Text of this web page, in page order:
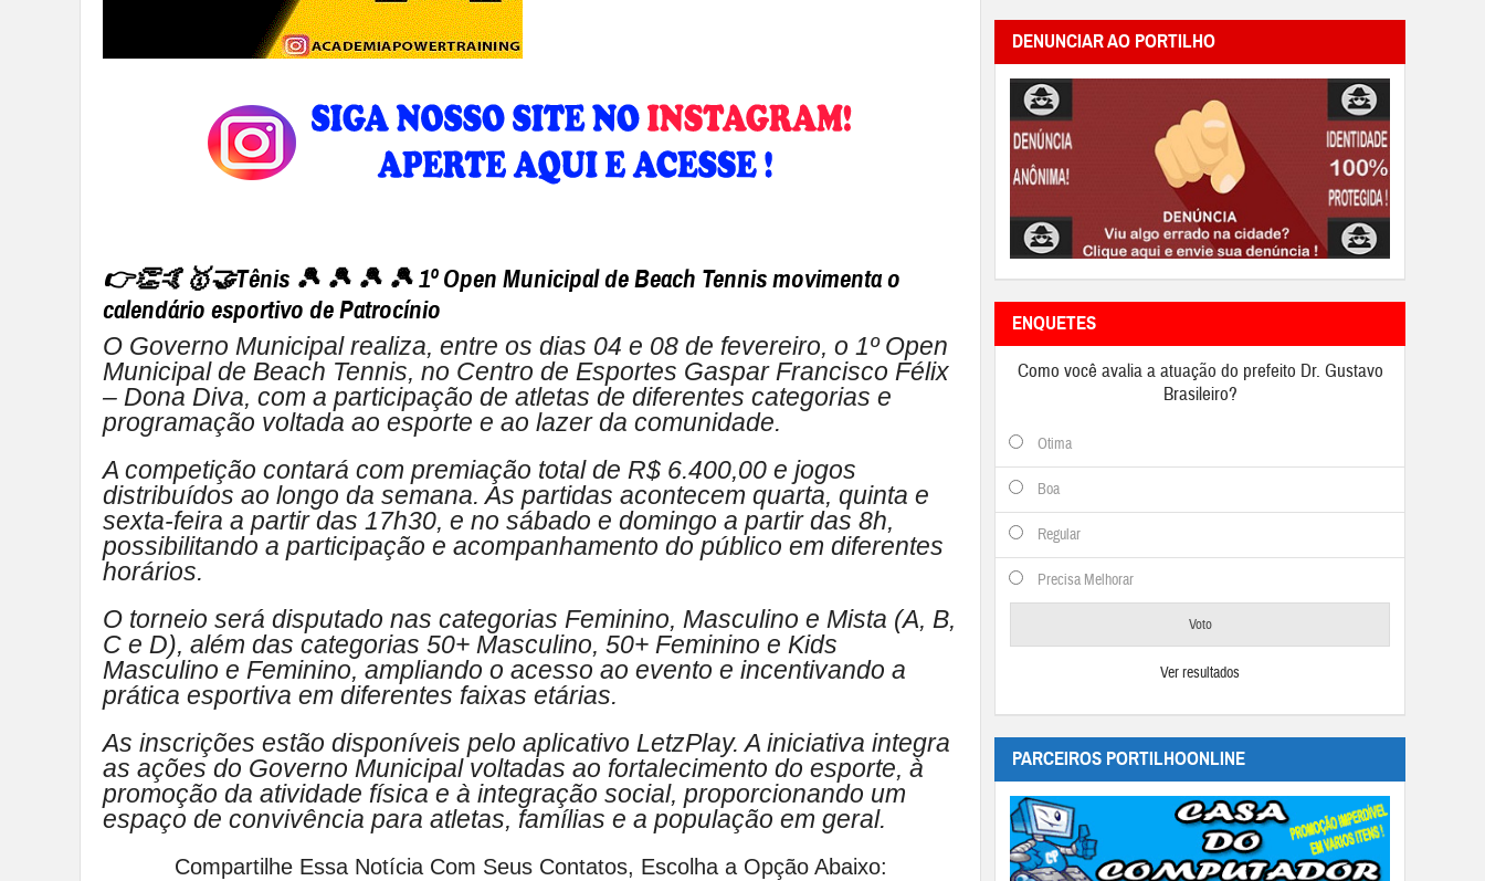
👉👏🤙🥇🤝Tênis 🎾 🎾 🎾 🎾 1º Open Municipal de Beach Tennis movimenta o
calendário esportivo de Patrocínio
O Governo Municipal realiza, entre os dias 04 e 08 de fevereiro, o 1º Open
Municipal de Beach Tennis, no Centro de Esportes Gaspar Francisco Félix
– Dona Diva, com a participação de atletas de diferentes categorias e
programação voltada ao esporte e ao lazer da comunidade.
A competição contará com premiação total de R$ 6.400,00 e jogos
distribuídos ao longo da semana. As partidas acontecem quarta, quinta e
sexta-feira a partir das 17h30, e no sábado e domingo a partir das 8h,
possibilitando a participação e acompanhamento do público em diferentes
horários.
O torneio será disputado nas categorias Feminino, Masculino e Mista (A, B,
C e D), além das categorias 50+ Masculino, 50+ Feminino e Kids
Masculino e Feminino, ampliando o acesso ao evento e incentivando a
prática esportiva em diferentes faixas etárias.
As inscrições estão disponíveis pelo aplicativo LetzPlay. A iniciativa integra
as ações do Governo Municipal voltadas ao fortalecimento do esporte, à
promoção da atividade física e à integração social, proporcionando um
espaço de convivência para atletas, famílias e a população em geral.
Compartilhe Essa Notícia Com Seus Contatos, Escolha a Opção Abaixo:
DENUNCIAR AO PORTILHO
ENQUETES
Como você avalia a atuação do prefeito Dr. Gustavo
Brasileiro?
Otima
Boa
Regular
Precisa Melhorar
Ver resultados
PARCEIROS PORTILHOONLINE